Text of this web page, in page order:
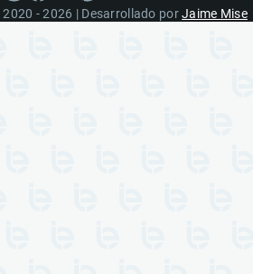
- 2026 | Desarrollado porJaime Mise